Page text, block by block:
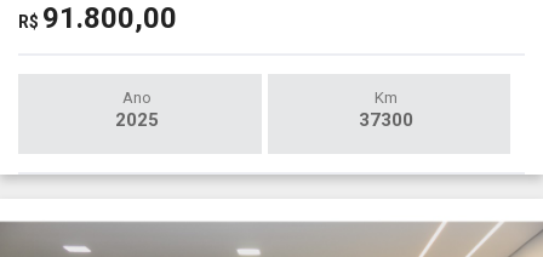
R$ 91.800,00
Ano
2025
Km
37300